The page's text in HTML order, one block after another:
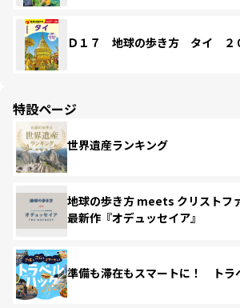
Ｄ１７ 地球の歩き方 タイ ２
特設ページ
世界遺産ランキング
地球の歩き方 meets クリストフ
最新作『オデュッセイア』
準備も滞在もスマートに！ トラ